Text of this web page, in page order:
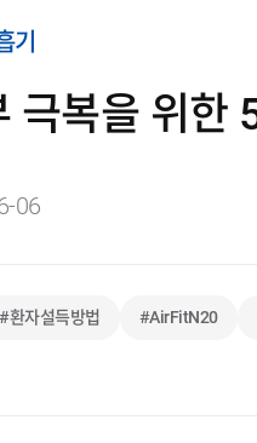
기
복을 위한
06
#환자설득방법 #AirFitN20